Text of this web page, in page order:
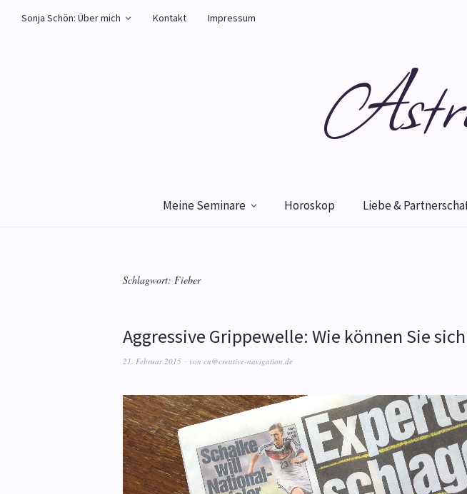
Sonja Schön: Über mich Kontakt Impressum
Meine Seminare Horoskop Liebe &
Schlagwort: Fieber
Aggressive Grippewelle: Wie können Sie
21. Februar 2015 von cn@creative-navigation.de